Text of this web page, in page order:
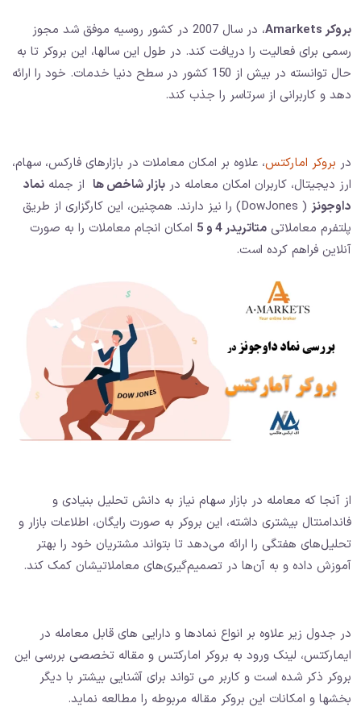
بروکر Amarkets
، در سال 2007 در کشور روسیه موفق شد مجوز
رسمی برای فعالیت را دریافت کند. در طول این سالها، این بروکر تا به
حال توانسته در بیش از 150 کشور در سطح دنیا خدمات. خود را ارائه
دهد و کاربرانی از سرتاسر را جذب کند.
در بروکر امارکتس، علاوه بر امکان معاملات در بازارهای فارکس، سهام،
ارز دیجیتال، کاربران امکان معامله در بازار شاخص ها از جمله نماد
داوجونز
( DowJones) را نیز دارند. همچنین، این کارگزاری از طریق
پلتفرم معاملاتی متاتریدر 4 و 5
امکان انجام معاملات را به صورت
آنلاین فراهم کرده است.
از آنجا که معامله در بازار سهام نیاز به دانش تحلیل بنیادی و
فاندامنتال بیشتری داشته، این بروکر به صورت رایگان، اطلاعات بازار و
تحلیل‌های هفتگی را ارائه می‌دهد تا بتواند مشتریان خود را بهتر
آموزش داده و به آن‌ها در تصمیم‌گیری‌های معاملاتیشان کمک کند.
در جدول زیر علاوه بر انواع نمادها و دارایی های قابل معامله در
ایمارکتس، لینک ورود به بروکر امارکتس و مقاله تخصصی بررسی این
بروکر ذکر شده است و کاربر می تواند برای آشنایی بیشتر با دیگر
بخشها و امکانات این بروکر مقاله مربوطه را مطالعه نماید.